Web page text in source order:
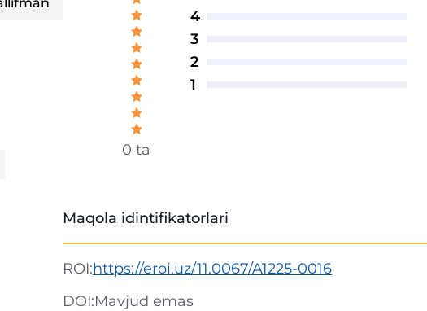
0 ta
4
3
2
1
Maqola idintifikatorlari
ROI:https://eroi.uz/11.0067/A1225-0016
DOI:Mavjud emas